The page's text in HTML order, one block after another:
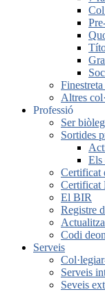
Altres
Professió
Ser
Sortides
Els
Certificat
Certificat
El BIR
Registre
Codi
Serveis
Serveis
Seveis